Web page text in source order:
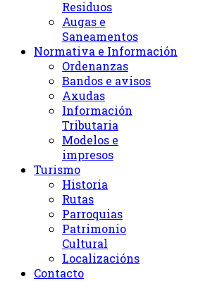
Residuos
Augas e
Saneamentos
Normativa e Información
Ordenanzas
Bandos e avisos
Axudas
Información
Tributaria
Modelos e
impresos
Turismo
Historia
Rutas
Parroquias
Patrimonio
Cultural
Localizacións
Contacto